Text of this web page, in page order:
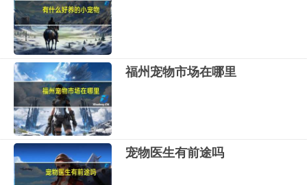
福州宠物市场在哪里
宠物医生有前途吗